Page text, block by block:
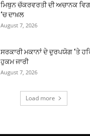
ਮਿਥੁਨ ਚੱਕਰਵਰਤੀ ਦੀ ਅਚਾਨਕ
‘ਚ ਦਾਖ਼ਲ
August 7, 2026
ਸਰਕਾਰੀ ਮਕਾਨਾਂ ਦੇ ਦੁਰਪਯੋਗ ‘ਤੇ
ਹੁਕਮ ਜਾਰੀ
August 7, 2026
Load more